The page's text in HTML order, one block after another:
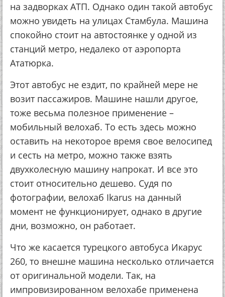
на задворках АТП. Однако один такой автобус
можно увидеть на улицах Стамбула. Машина
спокойно стоит на автостоянке у одной из
станций метро, недалеко от аэропорта
Ататюрка.
Этот автобус не ездит, по крайней мере не
возит пассажиров. Машине нашли другое,
тоже весьма полезное применение –
мобильный велохаб. То есть здесь можно
оставить на некоторое время свое велосипед
и сесть на метро, можно также взять
двухколесную машину напрокат. И все это
стоит относительно дешево. Судя по
фотографии, велохаб Ikarus на данный
момент не функционирует, однако в другие
дни, возможно, он работает.
Что же касается турецкого автобуса Икарус
260, то внешне машина несколько отличается
от оригинальной модели. Так, на
импровизированном велохабе применена